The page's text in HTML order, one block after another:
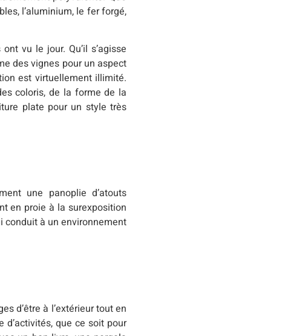
l’aluminium, le fer forgé,
vu le jour. Qu’il s’agisse
des vignes pour un aspect
est virtuellement illimité.
coloris, de la forme de la
plate pour un style très
une panoplie d’atouts
en proie à la surexposition
conduit à un environnement
d’être à l’extérieur tout en
que ce soit pour